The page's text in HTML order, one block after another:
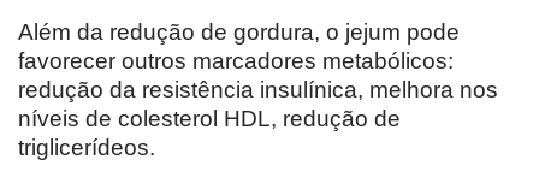
Além da redução de gordura, o jejum pode
favorecer outros marcadores metabólicos:
redução da resistência insulínica, melhora nos
níveis de colesterol HDL, redução de
triglicerídeos.